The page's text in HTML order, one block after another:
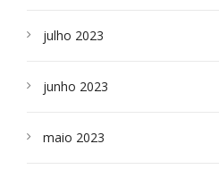
julho 2023
junho 2023
maio 2023